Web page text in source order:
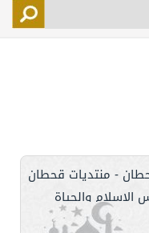
- منتديات قحطان
الإسلام والحياة